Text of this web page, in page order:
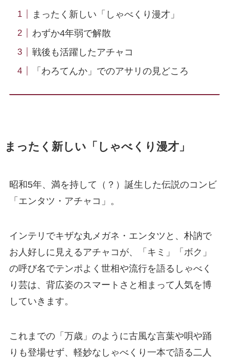
まったく新しい「しゃべくり漫才」
わずか4年弱で解散
戦後も活躍したアチャコ
「わろてんか」でのアサリの見どころ
まったく新しい「しゃべくり漫才」
昭和5年、満を持して（？）誕生した伝説のコンビ
「エンタツ・アチャコ」。
インテリでキザな丸メガネ・エンタツと、朴訥で
お人好しに見えるアチャコが、「キミ」「ボク」
の呼び名でテンポよく世相や流行を語るしゃべく
り芸は、背広姿のスマートさと相まって人気を博
していきます。
これまでの「万歳」のように古風な言葉や唄や踊
りも登場せず、軽妙なしゃべくり一本で語る二人